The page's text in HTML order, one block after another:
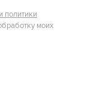
политики
моих